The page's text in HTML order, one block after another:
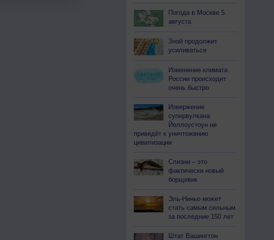
Погода в Москве 5
августа
Зной продолжит
усиливаться
Изменение климата
России происходит
очень быстро
Извержение
супервулкана
Йеллоустоун не
приведёт к уничтожению
цивилизации
Слизни – это
фактически новый
борщевик
Эль-Ниньо может
стать самым сильным
за последние 150 лет
Штат Вашингтон